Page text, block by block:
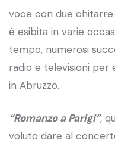
voce con due
è esibita in varie
tempo, numerosi
radio e televisioni per
in Abruzzo.
“Romanzo a Parigi”,
voluto dare al